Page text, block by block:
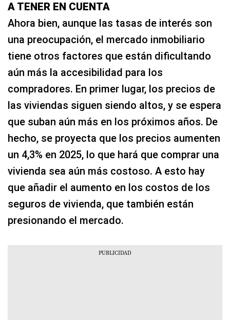
A TENER EN CUENTA
Ahora bien, aunque las tasas de interés son
una preocupación, el mercado inmobiliario
tiene otros factores que están dificultando
aún más la accesibilidad para los
compradores. En primer lugar, los precios de
las viviendas siguen siendo altos, y se espera
que suban aún más en los próximos años. De
hecho, se proyecta que los precios aumenten
un 4,3% en 2025, lo que hará que comprar una
vivienda sea aún más costoso. A esto hay
que añadir el aumento en los costos de los
seguros de vivienda, que también están
presionando el mercado.